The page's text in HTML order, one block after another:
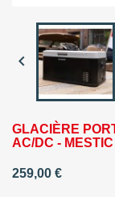

GLACIÈRE
AC/DC - MESTIC
259,00 €